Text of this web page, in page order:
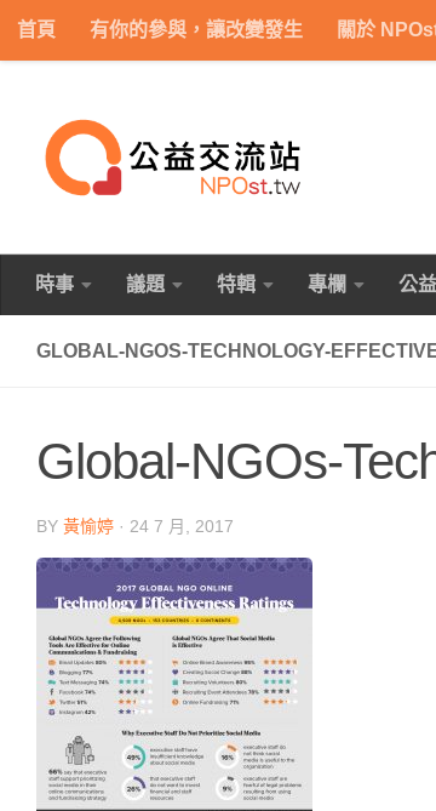
Skip to content
首頁 有你的參與，讓改變發生 關於
時事 議題 特輯 專欄 公
GLOBAL-NGOS-TECHNOLOGY-
Global-NGOs-
BY 黃愉婷 · 24 7 月, 2017